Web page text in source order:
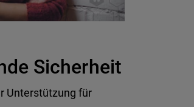
Sicherheit
Unterstützung für